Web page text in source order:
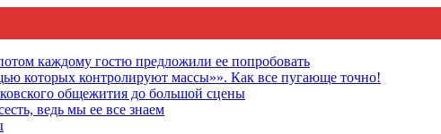
каждому гостю предложили ее попробовать
которых контролируют массы»». Как все пугающе точно!
общежития до большой сцены
ведь мы ее все знаем